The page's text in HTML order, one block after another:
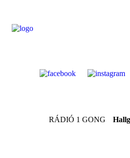
RÁDIÓ 1 GONG